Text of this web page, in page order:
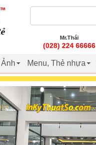
Mr.Thái
(028) 224 66666
Ảnh Menu, Thẻ nhựa